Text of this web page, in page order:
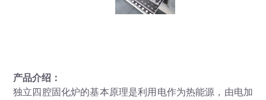
产品介绍：
独立四腔固化炉的基本原理是利用电作为热能源，由电加